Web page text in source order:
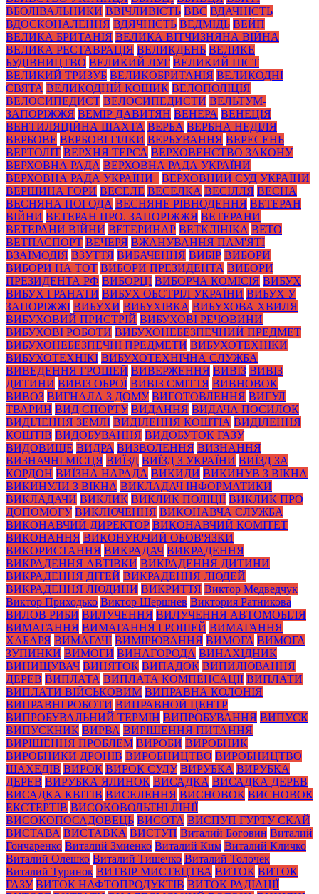
ВБОЛІВАЛЬНИКИ ВВІЧЛИВІСТЬ ВВС ВДАЧНІСТЬ
ВДОСКОНАЛЕННЯ ВДЯЧНІСТЬ ВЕДМІДЬ ВЕЙП
ВЕЛИКА БРИТАНІЯ ВЕЛИКА ВІТЧИЗНЯНА ВІЙНА
ВЕЛИКА РЕСТАВРАЦІЯ ВЕЛИКДЕНЬ ВЕЛИКЕ
БУДІВНИЦТВО ВЕЛИКИЙ ЛУГ ВЕЛИКИЙ ПІСТ
ВЕЛИКИЙ ТРИЗУБ ВЕЛИКОБРИТАНІЯ ВЕЛИКОДНІ
СВЯТА ВЕЛИКОДНІЙ КОШИК ВЕЛОПОЛІЦІЯ
ВЕЛОСИПЕДИСТ ВЕЛОСИПЕДИСТИ ВЕЛЬТУМ-
ЗАПОРІЖЖЯ ВЕМІР ДАВИТЯН ВЕНЕРА ВЕНЕЦІЯ
ВЕНТИЛЯЦІЙНА ШАХТА ВЕРБА ВЕРБНА НЕДІЛЯ
ВЕРБОВЕ ВЕРБОВІ ГІЛКИ ВЕРБУВАННЯ ВЕРЕСЕНЬ
ВЕРТОЛІТ ВЕРХНЯ ТЕРСА ВЕРХОВЕНСТВО ЗАКОНУ
ВЕРХОВНА РАДА ВЕРХОВНА РАДА УКРАЇНИ
ВЕРХОВНА РАДА УКРАЇНИ_
ВЕРХОВНИЙ СУД УКРАЇНИ
ВЕРШИНА ГОРИ ВЕСЕЛЕ ВЕСЕЛКА ВЕСІЛЛЯ ВЕСНА
ВЕСНЯНА ПОГОДА ВЕСНЯНЕ РІВНОДЕННЯ ВЕТЕРАН
ВІЙНИ ВЕТЕРАН ПРО. ЗАПОРІЖЖЯ ВЕТЕРАНИ
ВЕТЕРАНИ ВІЙНИ ВЕТЕРИНАР ВЕТКЛІНІКА ВЕТО
ВЕТПАСПОРТ ВЕЧЕРЯ ВЖАНУВАННЯ ПАМ'ЯТІ
ВЗАЇМОДІЯ ВЗУТТЯ ВИБАЧЕННЯ ВИБІР ВИБОРИ
ВИБОРИ НА ТОТ ВИБОРИ ПРЕЗИДЕНТА ВИБОРИ
ПРЕЗИДЕНТА РФ ВИБОРЦІ ВИБОРЧА КОМІСІЯ ВИБУХ
ВИБУХ ГРАНАТИ ВИБУХ ОБСТРІЛ УКРАЇНИ ВИБУХ У
ЗАПОРІЖЖІ ВИБУХИ ВИБУХІВКА ВИБУХОВА ХВИЛЯ
ВИБУХОВИЙ ПРИСТРІЙ ВИБУХОВІ РЕЧОВИНИ
ВИБУХОВІ РОБОТИ ВИБУХОНЕБЕЗПЕЧНИЙ ПРЕДМЕТ
ВИБУХОНЕБЕЗПЕЧНІ ПРЕДМЕТИ ВИБУХОТЕХНІКИ
ВИБУХОТЕХНІКІ ВИБУХОТЕХНІЧНА СЛУЖБА
ВИВЕДЕННЯ ГРОШЕЙ ВИВЕРЖЕННЯ ВИВІЗ ВИВІЗ
ДИТИНИ ВИВІЗ ОБРОЇ ВИВІЗ СМІТТЯ ВИВНОВОК
ВИВОЗ ВИГНАЛА З ДОМУ ВИГОТОВЛЕННЯ ВИГУЛ
ТВАРИН ВИД СПОРТУ ВИДАННЯ ВИДАЧА ПОСИЛОК
ВИДІЛЕННЯ ЗЕМЛІ ВИДІЛЕННЯ КОШТІА ВИДІЛЕННЯ
КОШТІВ ВИДОБУВАННЯ ВИДОБУТОК ГАЗУ
ВИДОВИЩЕ ВИДРА ВИЗВОЛЕННЯ ВИЗНАННЯ
ВИЗНАЧНІ МІСЦЯ ВИЇЗД ВИЇЗД З УКРАЇНИ ВИЇЗД ЗА
КОРДОН ВИЇЗНА НАРАДА ВИКИДИ ВИКИНУВ З ВІКНА
ВИКИНУЛИ З ВІКНА ВИКЛАДАЧ ІНФОРМАТИКИ
ВИКЛАДАЧИ ВИКЛИК ВИКЛИК ПОЛІЦІЇ ВИКЛИК ПРО
ДОПОМОГУ ВИКЛЮЧЕННЯ ВИКОНАВЧА СЛУЖБА
ВИКОНАВЧИЙ ДИРЕКТОР ВИКОНАВЧИЙ КОМІТЕТ
ВИКОНАННЯ ВИКОНУЮЧИЙ ОБОВ'ЯЗКИ
ВИКОРИСТАННЯ ВИКРАДАЧ ВИКРАДЕННЯ
ВИКРАДЕННЯ АВТІВКИ ВИКРАДЕННЯ ДИТИНИ
ВИКРАДЕННЯ ДІТЕЙ ВИКРАДЕННЯ ЛЮДЕЙ
ВИКРАДЕННЯ ЛЮДИНИ ВИКРИТТЯ Виктор Медведчук
Виктор Приходько Виктор Шершнев Виктория Ратникова
ВИЛОВ РИБИ ВИЛУЧЕННЯ ВИЛУЧЕННЯ АВТОМОБІЛЯ
ВИМАГАННЯ ВИМАГАННЯ ГРОШЕЙ ВИМАГАННЯ
ХАБАРЯ ВИМАГАЧІ ВИМІРЮВАННЯ ВИМОГА ВИМОГА
ЗУПИНКИ ВИМОГИ ВИНАГОРОДА ВИНАХІДНИК
ВИНИЩУВАЧ ВИНЯТОК ВИПАДОК ВИПИЛЮВАННЯ
ДЕРЕВ ВИПЛАТА ВИПЛАТА КОМПЕНСАЦІЇ ВИПЛАТИ
ВИПЛАТИ ВІЙСЬКОВИМ ВИПРАВНА КОЛОНІЯ
ВИПРАВНІ РОБОТИ ВИПРАВНОЙ ЦЕНТР
ВИПРОБУВАЛЬНИЙ ТЕРМІН ВИПРОБУВАННЯ ВИПУСК
ВИПУСКНИК ВИРВА ВИРІШЕННЯ ПИТАННЯ
ВИРІШЕННЯ ПРОБЛЕМ ВИРОБИ ВИРОБНИК
ВИРОБНИКИ ДРОНІВ ВИРОБНИЦТВО ВИРОБНИЦТВО
ШАХЕДІВ ВИРОК ВИРОК СУДУ ВИРУБКА ВИРУБКА
ДЕРЕВ ВИРУБКА ЯЛИНОК ВИСАДКА ВИСАДКА ДЕРЕВ
ВИСАДКА КВІТІВ ВИСЕЛЕННЯ ВИСНОВОК ВИСНОВОК
ЕКСТЕРТІВ ВИСОКОВОЛЬТНІ ЛІНІЇ
ВИСОКОПОСАДОВЕЦЬ ВИСОТА ВИСПУП ГУРТУ СКАЙ
ВИСТАВА ВИСТАВКА ВИСТУП Виталий Боговин Виталий
Гончаренко Виталий Змиенко Виталий Ким Виталий Кличко
Виталий Олешко Виталий Тишечко Виталий Толочек
Виталий Туринок ВИТВІР МИСТЕЦТВА ВИТОК ВИТОК
ГАЗУ ВИТОК НАФТОПРОДУКТІВ ВИТОК РАДІАЦІЇ